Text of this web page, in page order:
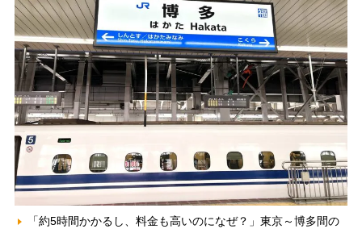
「約5時間かかるし、料金も高いのになぜ？」東京～博多間の